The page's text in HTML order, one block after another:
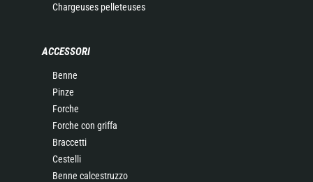
Chargeuses pelleteuses
ACCESSORI
Benne
Pinze
Forche
Forche con griffa
Braccetti
Cestelli
Benne calcestruzzo